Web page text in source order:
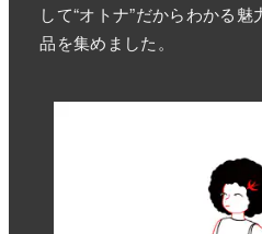
して“オトナ”だからわかる
品を集めました。